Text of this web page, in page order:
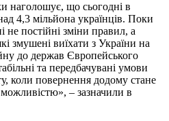
наголошує, що сьогодні в
4,3 мільйона українців. Поки
не постійні зміни правил, а
змушені виїхати з України на
до держав Європейського
та передбачувані умови
коли повернення додому стане
– зазначили в